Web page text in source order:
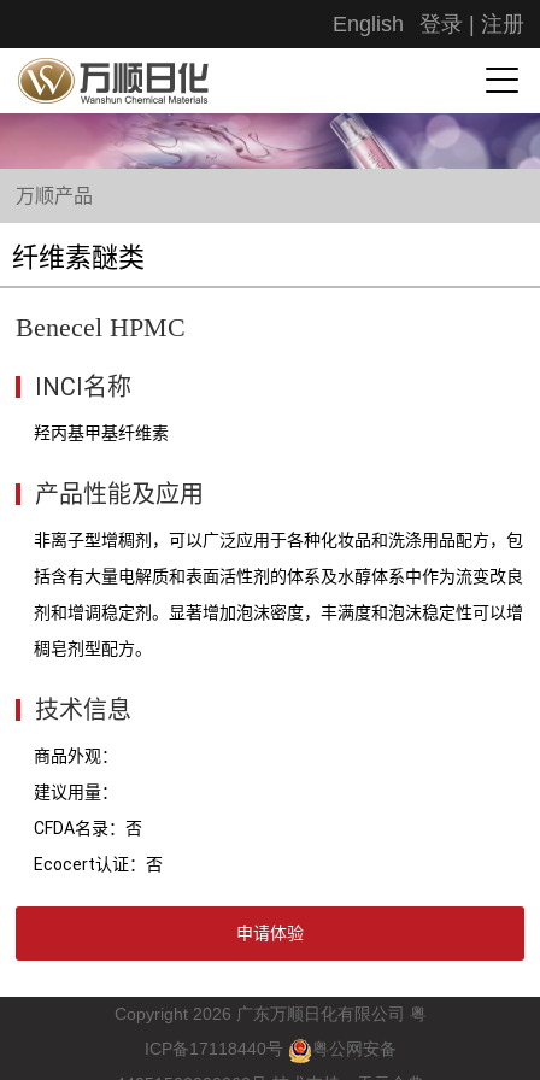
登录 注册
English
万顺产品
纤维素醚类
Benecel HPMC
INCI名称
羟丙基甲基纤维素
产品性能及应用
非离子型增稠剂，可以广泛应用于各种化妆品和洗涤用品配方，包
括含有大量电解质和表面活性剂的体系及水醇体系中作为流变改良
剂和增调稳定剂。显著增加泡沫密度，丰满度和泡沫稳定性可以增
稠皂剂型配方。
技术信息
商品外观：
建议用量：
CFDA名录：否
Ecocert认证：否
申请体验
Copyright 2026 广东万顺日化有限公司 粤
ICP备17118440号 粤公网安备